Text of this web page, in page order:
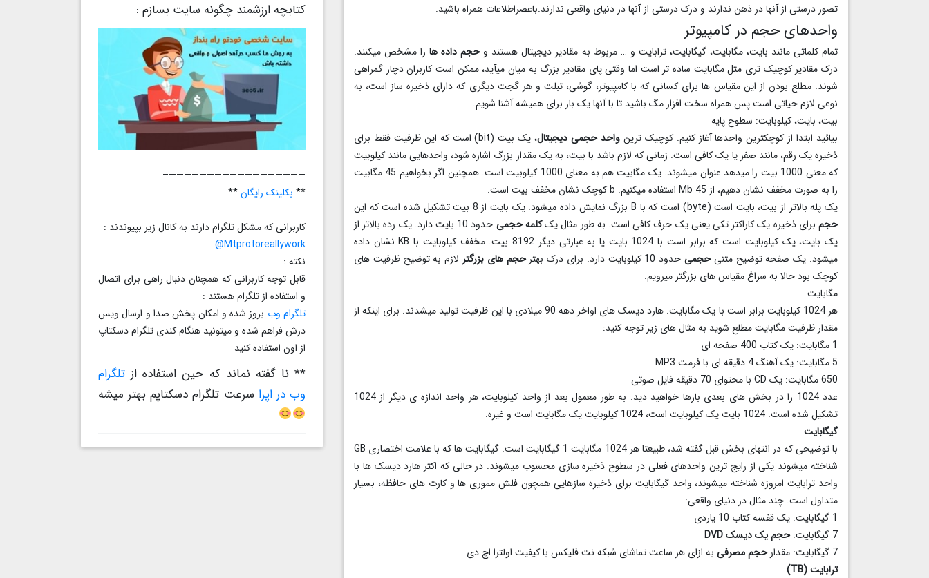
تصور درستی از آنها در ذهن ندارند و درک درستی از آنها در دنیای واقعی ندارند.باعصراطلاعات همراه باشید.
واحدهای حجم در کامپیوتر
تمام کلماتی مانند بایت، مگابایت، گیگابایت، ترابایت و … مربوط به مقادیر دیجیتال هستند وحجم داده هارا مشخص میکنند.
درک مقادیر کوچیک تری مثل مگابایت ساده تر است اما وقتی پای مقادیر بزرگ به میان میآید، ممکن است کاربران دچار گمراهی
شوند. مطلع بودن از این مقیاس ها برای کسانی که با کامپیوتر، گوشی، تبلت و هر گجت دیگری که دارای ذخیره ساز است، به
نوعی لازم حیاتی است پس همراه سخت افزار مگ باشید تا با آنها یک بار برای همیشه آشنا شویم.
بیت، بایت، کیلوبایت: سطوح پایه
بیائید ابتدا از کوچکترین واحدها آغاز کنیم. کوچیک ترینواحد حجمی دیجیتال
، یک بیت (bit) است که این ظرفیت فقط برای
ذخیره یک رقم، مانند صفر یا یک کافی است. زمانی که لازم باشد با بیت، به یک مقدار بزرگ اشاره شود، واحدهایی مانند کیلوبیت
که معنی 1000 بیت را میدهد عنوان میشوند. یک مگابیت هم به معنای 1000 کیلوبیت است. همچنین اگر بخواهیم 45 مگابیت
را به صورت مخفف نشان دهیم، از 45 Mb استفاده میکنیم. b کوچک نشان مخفف بیت است.
یک پله بالاتر از بیت، بایت است (byte) است که با B بزرگ نمایش داده میشود. یک بایت از 8 بیت تشکیل شده است که این
حجمبرای ذخیره یک کاراکتر تکی یعنی یک حرف کافی است. به طور مثال یککلمه حجمی
حدود 10 بایت دارد. یک رده بالاتر از
یک بایت، یک کیلوبایت است که برابر است با 1024 بایت یا به عبارتی دیگر 8192 بیت. مخفف کیلوبایت با KB نشان داده
میشود. یک صفحه توضیح متنیحجمیحدود 10 کیلوبایت دارد. برای درک بهتر حجم های بزرگتر لازم به توضیح ظرفیت های
کوچک بود حالا به سراغ مقیاس های بزرگتر میرویم.
مگابایت
هر 1024 کیلوبایت برابر است با یک مگابایت. هارد دیسک های اواخر دهه 90 میلادی با این ظرفیت تولید میشدند. برای اینکه از
مقدار ظرفیت مگابایت مطلع شوید به مثال های زیر توجه کنید:
1 مگابایت: یک کتاب 400 صفحه ای
5 مگابایت: یک آهنگ 4 دقیقه ای با فرمت MP3
650 مگابایت: یک CD با محتوای 70 دقیقه فایل صوتی
عدد 1024 را در بخش های بعدی بارها خواهید دید. به طور معمول بعد از واحد کیلوبایت، هر واحد اندازه ی دیگر از 1024
تشکیل شده است. 1024 بایت یک کیلوبایت است، 1024 کیلوبایت یک مگابایت است و غیره.
گیگابایت
با توضیحی که در انتهای بخش قبل گفته شد، طبیعتا هر 1024 مگابایت 1 گیگابایت است. گیگابایت ها که با علامت اختصاری GB
شناخته میشوند یکی از رایج ترین واحدهای فعلی در سطوح ذخیره سازی محسوب میشوند. در حالی که اکثر هارد دیسک ها با
واحد ترابایت امروزه شناخته میشوند، واحد گیگابایت برای ذخیره سازهایی همچون فلش مموری ها و کارت های حافظه، بسیار
متداول است. چند مثال در دنیای واقعی:
1 گیگابایت: یک قفسه کتاب 10 یاردی
7 گیگابایت:
حجم یک دیسک DVD
7 گیگابایت: مقدار
حجم مصرفی به ازای هر ساعت تماشای شبکه نت فلیکس با کیفیت اولترا اچ دی
ترابایت (TB)
کتابچه ارزشمند چگونه سایت بسازم :
——————————————————–
** بکلینک رایگان**
کاربرانی که مشکل تلگرام دارند به کانال زیر بپیوندند :
Mtprotoreallywork@
نکته :
قابل توجه کاربرانی که همچنان دنبال راهی برای اتصال
و استفاده از تلگرام هستند :
تلگرام وب بروز شده و امکان پخش صدا و ارسال ویس
درش فراهم شده و میتونید هنگام کندی تلگرام دسکتاپ
از اون استفاده کنید
** نا گفته نماند که حین استفاده از تلگرام
وب در اپرا سرعت تلگرام دسکتاپم بهتر میشه